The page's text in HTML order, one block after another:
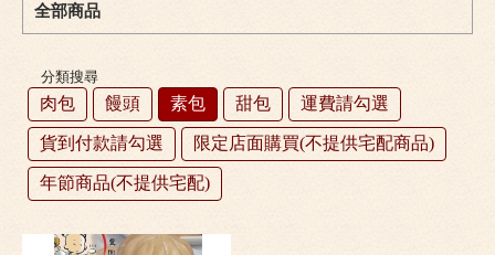
全部商品
分類搜尋
肉包 饅頭 素包 甜包 運費請勾選
貨到付款請勾選 限定店面購買(不提供宅配商品)
年節商品(不提供宅配)